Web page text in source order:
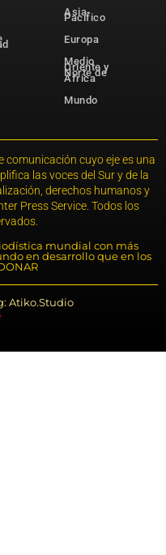
Asia-
Pacífico
Europa
Medio
Oriente y
Norte de
África
Mundo
comunicación cuyo eje es una
las voces del Sur y de la
derechos humanos y
Press Service. Todos los
mundial con más
en desarrollo que en los
Atiko.Studio